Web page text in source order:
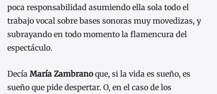
poca responsabilidad asumiendo ella sola todo el
trabajo vocal sobre bases sonoras muy movedizas, y
subrayando en todo momento la flamencura del
espectáculo.
Decía María Zambranoque, si la vida es sueño, es
sueño que pide despertar. O, en el caso de los